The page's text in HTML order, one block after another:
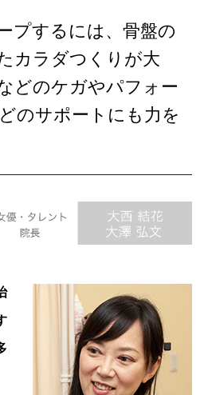
プするには、骨盤の
カラダつくりが大
どのケガやパフォー
のサポートにも力を